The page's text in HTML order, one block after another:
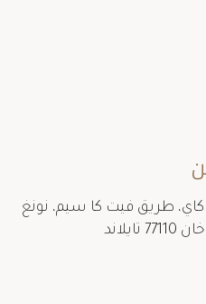
كاي، طريق فيت كا سيم، نونغ